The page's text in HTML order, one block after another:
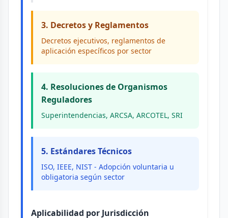
3. Decretos y Reglamentos
Decretos ejecutivos, reglamentos de
aplicación específicos por sector
4. Resoluciones de Organismos
Reguladores
Superintendencias, ARCSA, ARCOTEL, SRI
5. Estándares Técnicos
ISO, IEEE, NIST - Adopción voluntaria u
obligatoria según sector
Aplicabilidad por Jurisdicción